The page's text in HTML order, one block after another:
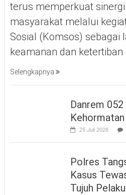
terus memperkuat
masyarakat melalui
Sosial (Komsos) sebagai
keamanan dan ketertiban
Selengkapnya
Danrem
25 Juli 2026
Polres
Kasus
Tujuh